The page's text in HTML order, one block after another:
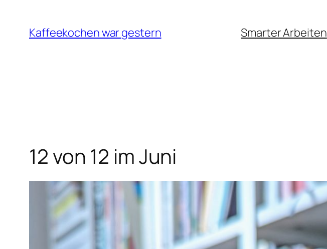
Inhalt
springen
Kaffeekochen war gestern Smarter Arbeiten
12 von 12 im Juni